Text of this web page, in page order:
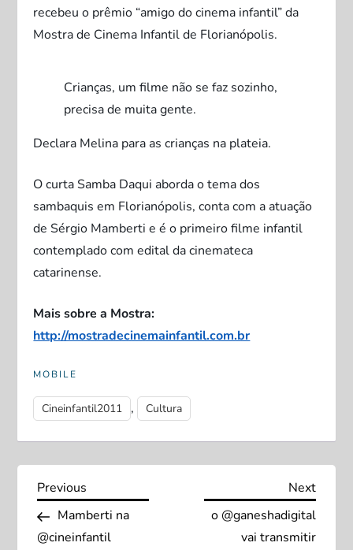
recebeu o prêmio “amigo do cinema infantil” da
Mostra de Cinema Infantil de Florianópolis.
Crianças, um filme não se faz sozinho,
precisa de muita gente.
Declara Melina para as crianças na plateia.
O curta Samba Daqui aborda o tema dos
sambaquis em Florianópolis, conta com a atuação
de Sérgio Mamberti e é o primeiro filme infantil
contemplado com edital da cinemateca
catarinense.
Mais sobre a Mostra:
http://mostradecinemainfantil.com.br
MOBILE
Cineinfantil2011 , Cultura
N
a
Previous
Post
Previous
Mamberti na
@cineinfantil
Next
Next
o @ganeshadigital
vai transmitir